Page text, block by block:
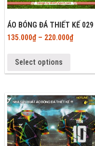
ÁO BÓNG ĐÁ THIẾT KẾ 029
135.000₫– 220.000₫
Select options